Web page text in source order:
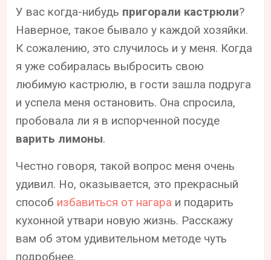
У вас когда-нибудь пригорали кастрюли?
Наверное, такое бывало у каждой хозяйки.
К сожалению, это случилось и у меня. Когда
я уже собиралась выбросить свою
любимую кастрюлю, в гости зашла подруга
и успела меня остановить. Она спросила,
пробовала ли я в испорченной посуде
варить лимоны.
Честно говоря, такой вопрос меня очень
удивил. Но, оказывается, это прекрасный
способ избавиться от нагара и подарить
кухонной утвари новую жизнь. Расскажу
вам об этом удивительном методе чуть
подробнее.